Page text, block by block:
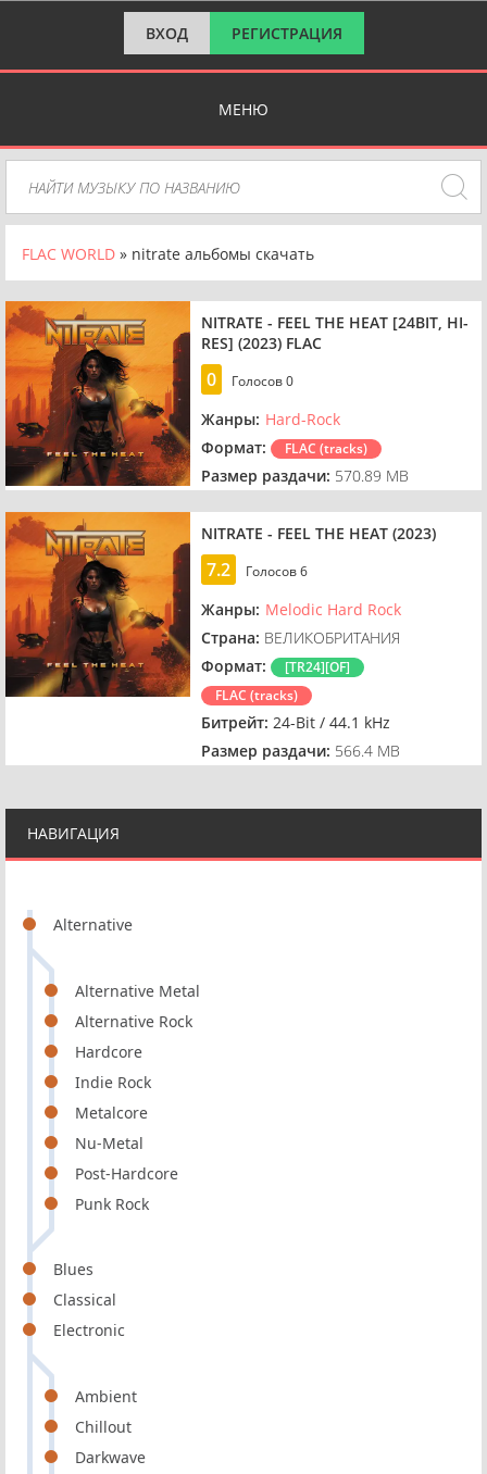
ВХОД РЕГИСТРАЦИЯ
МЕНЮ
НАВИГАЦИЯ
Alternative
Alternative Metal
Alternative Rock
Hardcore
Indie Rock
Metalcore
Nu-Metal
Post-Hardcore
Punk Rock
Blues
Classical
Electronic
Ambient
Chillout
Darkwave
FLAC WORLD » nitrate альбомы скачать
NITRATE - FEEL THE HEAT [24BIT, HI-
RES] (2023) FLAC
0 Голосов0
Жанры: Hard-Rock
Формат:
FLAC (tracks)
Размер раздачи: 570.89 MB
NITRATE - FEEL THE HEAT (2023)
7.2 Голосов6
Жанры: Melodic Hard Rock
Страна: ВЕЛИКОБРИТАНИЯ
Формат:
[TR24][OF]
FLAC (tracks)
Битрейт: 24-Bit / 44.1 kHz
Размер раздачи: 566.4 MB